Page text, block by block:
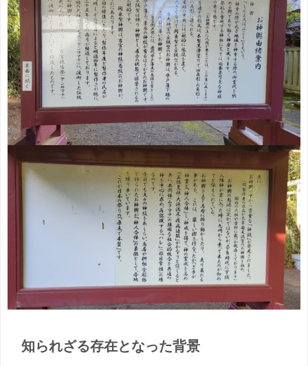
知られざる存在となった背景